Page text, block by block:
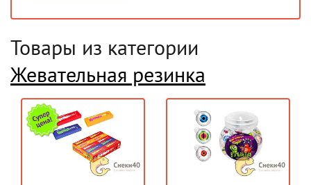
Товары из категории
Жевательная резинка